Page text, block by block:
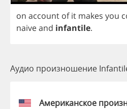
on account of it makes you
naiveand infantile.
Аудио произношение
Американское